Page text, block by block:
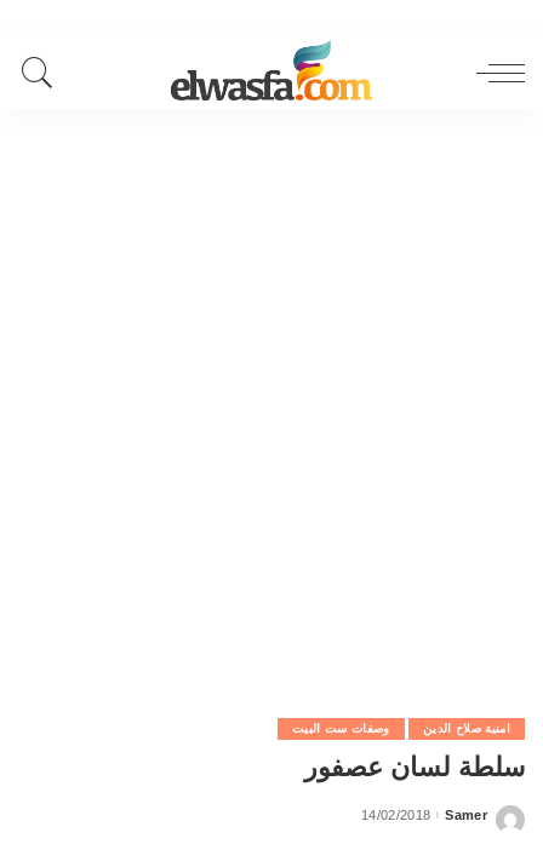
امنية صلاح الدين وصفات ست البيت
سلطة لسان عصفور
Posted
Samer
14/02/2018